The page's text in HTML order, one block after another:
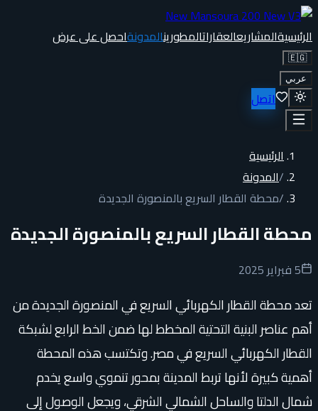
الرئيسيةالمشاريعالعقاراتالمطورينالمدونةاحصل على عرض
🇪🇬
عربي
اتصل
الرئيسية
/المدونة
/محطة القطار السريع بالمنصورة الجديدة
محطة القطار السريع بالمنصورة الجديدة
5 فبراير 2025
تعد محطة القطار الكهربائي السريع في المنصورة الجديدة من
أهم عناصر البنية التحتية المخطط لها ضمن الخط الرابع لشبكة
القطار الكهربائي السريع في مصر. وتكتسب هذه المحطة
أهمية كبيرة لأنها تربط المدينة بمحور تنموي واسع يخدم
شمال الدلتا والساحل الشمالي الشرقي، ويجعل الوصول إلى